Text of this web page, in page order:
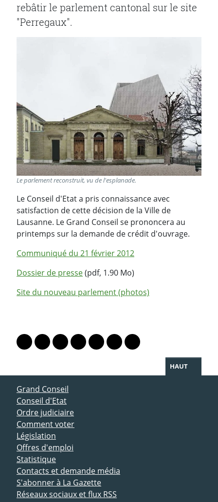
rebâtir le parlement cantonal sur le site
"Perregaux".
Le parlement reconstruit, vu de l'esplanade.
Le Conseil d'Etat a pris connaissance avec
satisfaction de cette décision de la Ville de
Lausanne. Le Grand Conseil se prononcera au
printemps sur la demande de crédit d'ouvrage.
Communiqué du 21 février 2012
Dossier de presse(pdf, 1.90 Mo)
Site du nouveau parlement (photos)
Lien vers le profil Mastodon
Lien vers le profil Bluesky
Lien vers le profil Instagram
Lien vers le profil Linkedin
Lien vers le profil Facebook
Lien vers le profil Twitter
Partager par WhatsApp
HAUT
ACCÈS DIRECT
Grand Conseil
Conseil d'Etat
Ordre judiciaire
Comment voter
Législation
Offres d'emploi
Statistique
Contacts et demande média
S'abonner à La Gazette
Réseaux sociaux et flux RSS